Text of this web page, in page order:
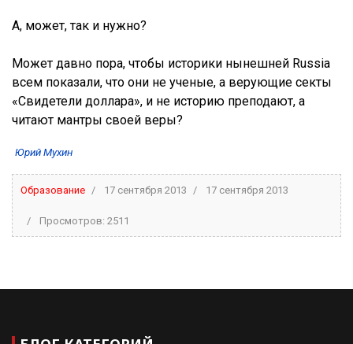
А, может, так и нужно?
Может давно пора, чтобы историки нынешней Russia
всем показали, что они не ученые, а верующие секты
«Свидетели доллара», и не историю преподают, а
читают мантры своей веры?
Юрий Мухин
Образование 17 сентября 2013 17 сентября 2013
Просмотров: 2511